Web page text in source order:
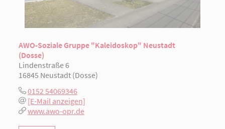
AWO-Soziale Gruppe "Kaleidoskop" Neustadt
(Dosse)
Lindenstraße 6
16845 Neustadt (Dosse)
0152 54069346
[E-Mail anzeigen]
www.awo-opr.de